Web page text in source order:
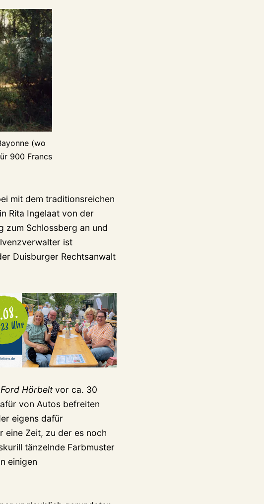
(wo
900 Francs
mit dem traditionsreichen
Rita Ingelaat von der
zum Schlossberg an und
ist
Duisburger Rechtsanwalt
Ford Hörbeltvor ca. 30
von Autos befreiten
eigens dafür
eine Zeit, zu der es noch
tänzelnde Farbmuster
einigen